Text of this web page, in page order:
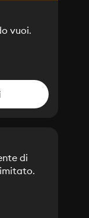
vuoi.
di